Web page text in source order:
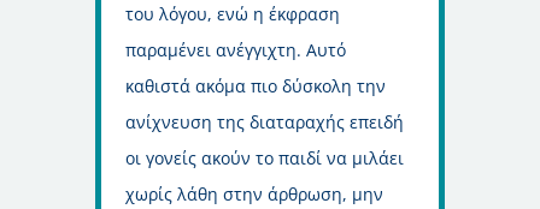
του λόγου, ενώ η έκφραση
παραμένει ανέγγιχτη. Αυτό
καθιστά ακόμα πιο δύσκολη την
ανίχνευση της διαταραχής επειδή
οι γονείς ακούν το παιδί να μιλάει
χωρίς λάθη στην άρθρωση, μην